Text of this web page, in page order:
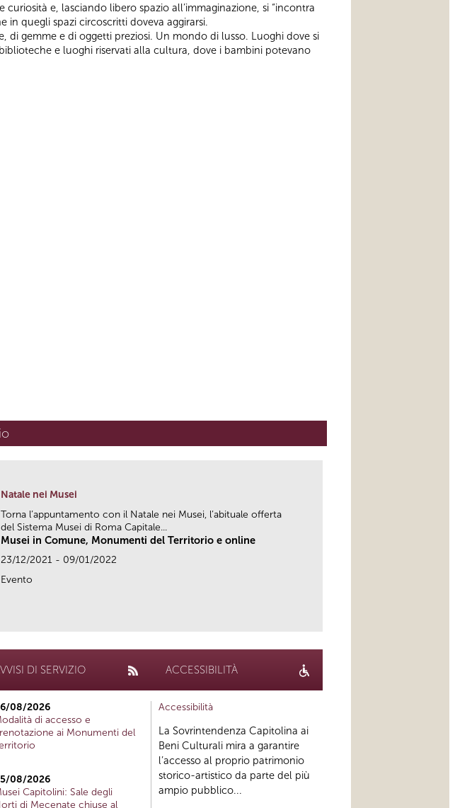
e, lasciando libero spazio all’immaginazione, si “incontra
in quegli spazi circoscritti doveva aggirarsi.
gemme e di oggetti preziosi. Un mondo di lusso. Luoghi dove si
e luoghi riservati alla cultura, dove i bambini potevano
Natale nei Musei
Torna l’appuntamento con il Natale nei Musei, l’abituale offerta
del Sistema Musei di Roma Capitale...
Musei in Comune, Monumenti del Territorio e online
23/12/2021 - 09/01/2022
Evento
DI SERVIZIO
08/2026
di accesso e
ai Monumenti del
08/2026
Capitolini: Sale degli
di Mecenate chiuse al
ACCESSIBILITÀ
Accessibilità
La Sovrintendenza Capitolina ai
Beni Culturali mira a garantire
l’accesso al proprio patrimonio
storico-artistico da parte del più
ampio pubblico...